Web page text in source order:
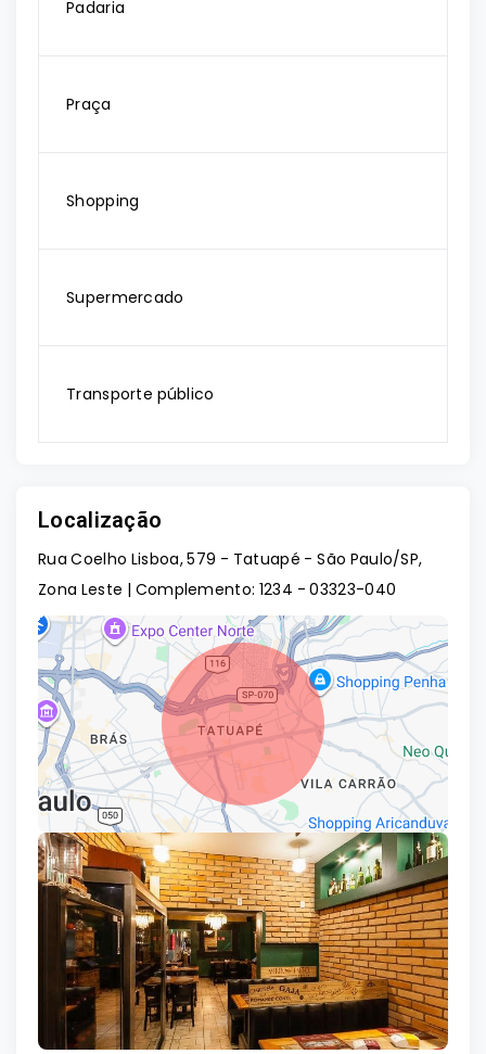
Padaria
Praça
Shopping
Supermercado
Transporte público
Localização
Rua Coelho Lisboa, 579 - Tatuapé - São Paulo/SP,
Zona Leste | Complemento: 1234 - 03323-040
Leaflet